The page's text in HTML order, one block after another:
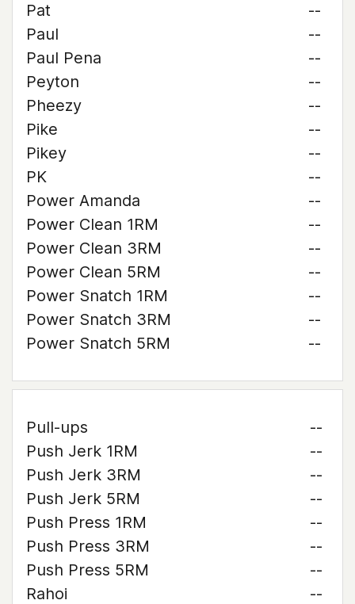
Pat
--
Paul
--
Paul Pena
--
Peyton
--
Pheezy
--
Pike
--
Pikey
--
PK
--
Power Amanda
--
Power Clean 1RM
--
Power Clean 3RM
--
Power Clean 5RM
--
Power Snatch 1RM
--
Power Snatch 3RM
--
Power Snatch 5RM
--
Pull-ups
--
Push Jerk 1RM
--
Push Jerk 3RM
--
Push Jerk 5RM
--
Push Press 1RM
--
Push Press 3RM
--
Push Press 5RM
--
Rahoi
--